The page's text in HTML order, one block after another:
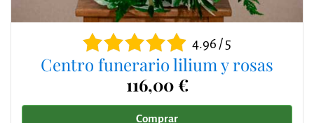
4.96 / 5
Centro funerario lilium y rosas
116,00 €
Comprar